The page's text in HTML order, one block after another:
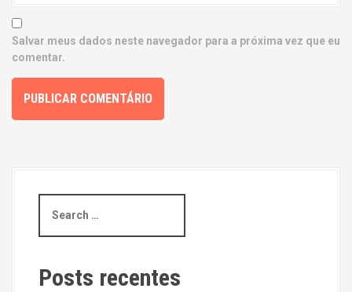
Salvar meus dados neste navegador para a próxima vez que eu
comentar.
a
c
h
Posts recentes